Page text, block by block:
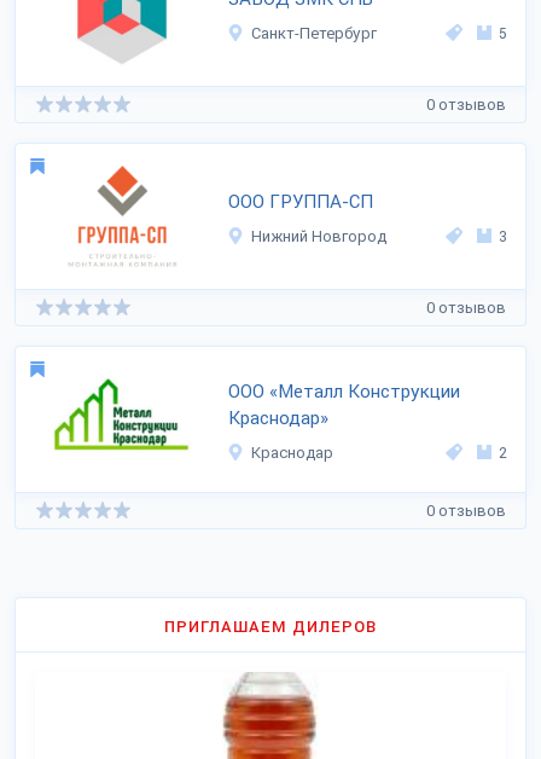
Санкт-Петербург 5
0 отзывов
ООО ГРУППА-СП
Нижний Новгород 3
0 отзывов
ООО «Металл Конструкции
Краснодар»
Краснодар 2
0 отзывов
ПРИГЛАШАЕМ ДИЛЕРОВ